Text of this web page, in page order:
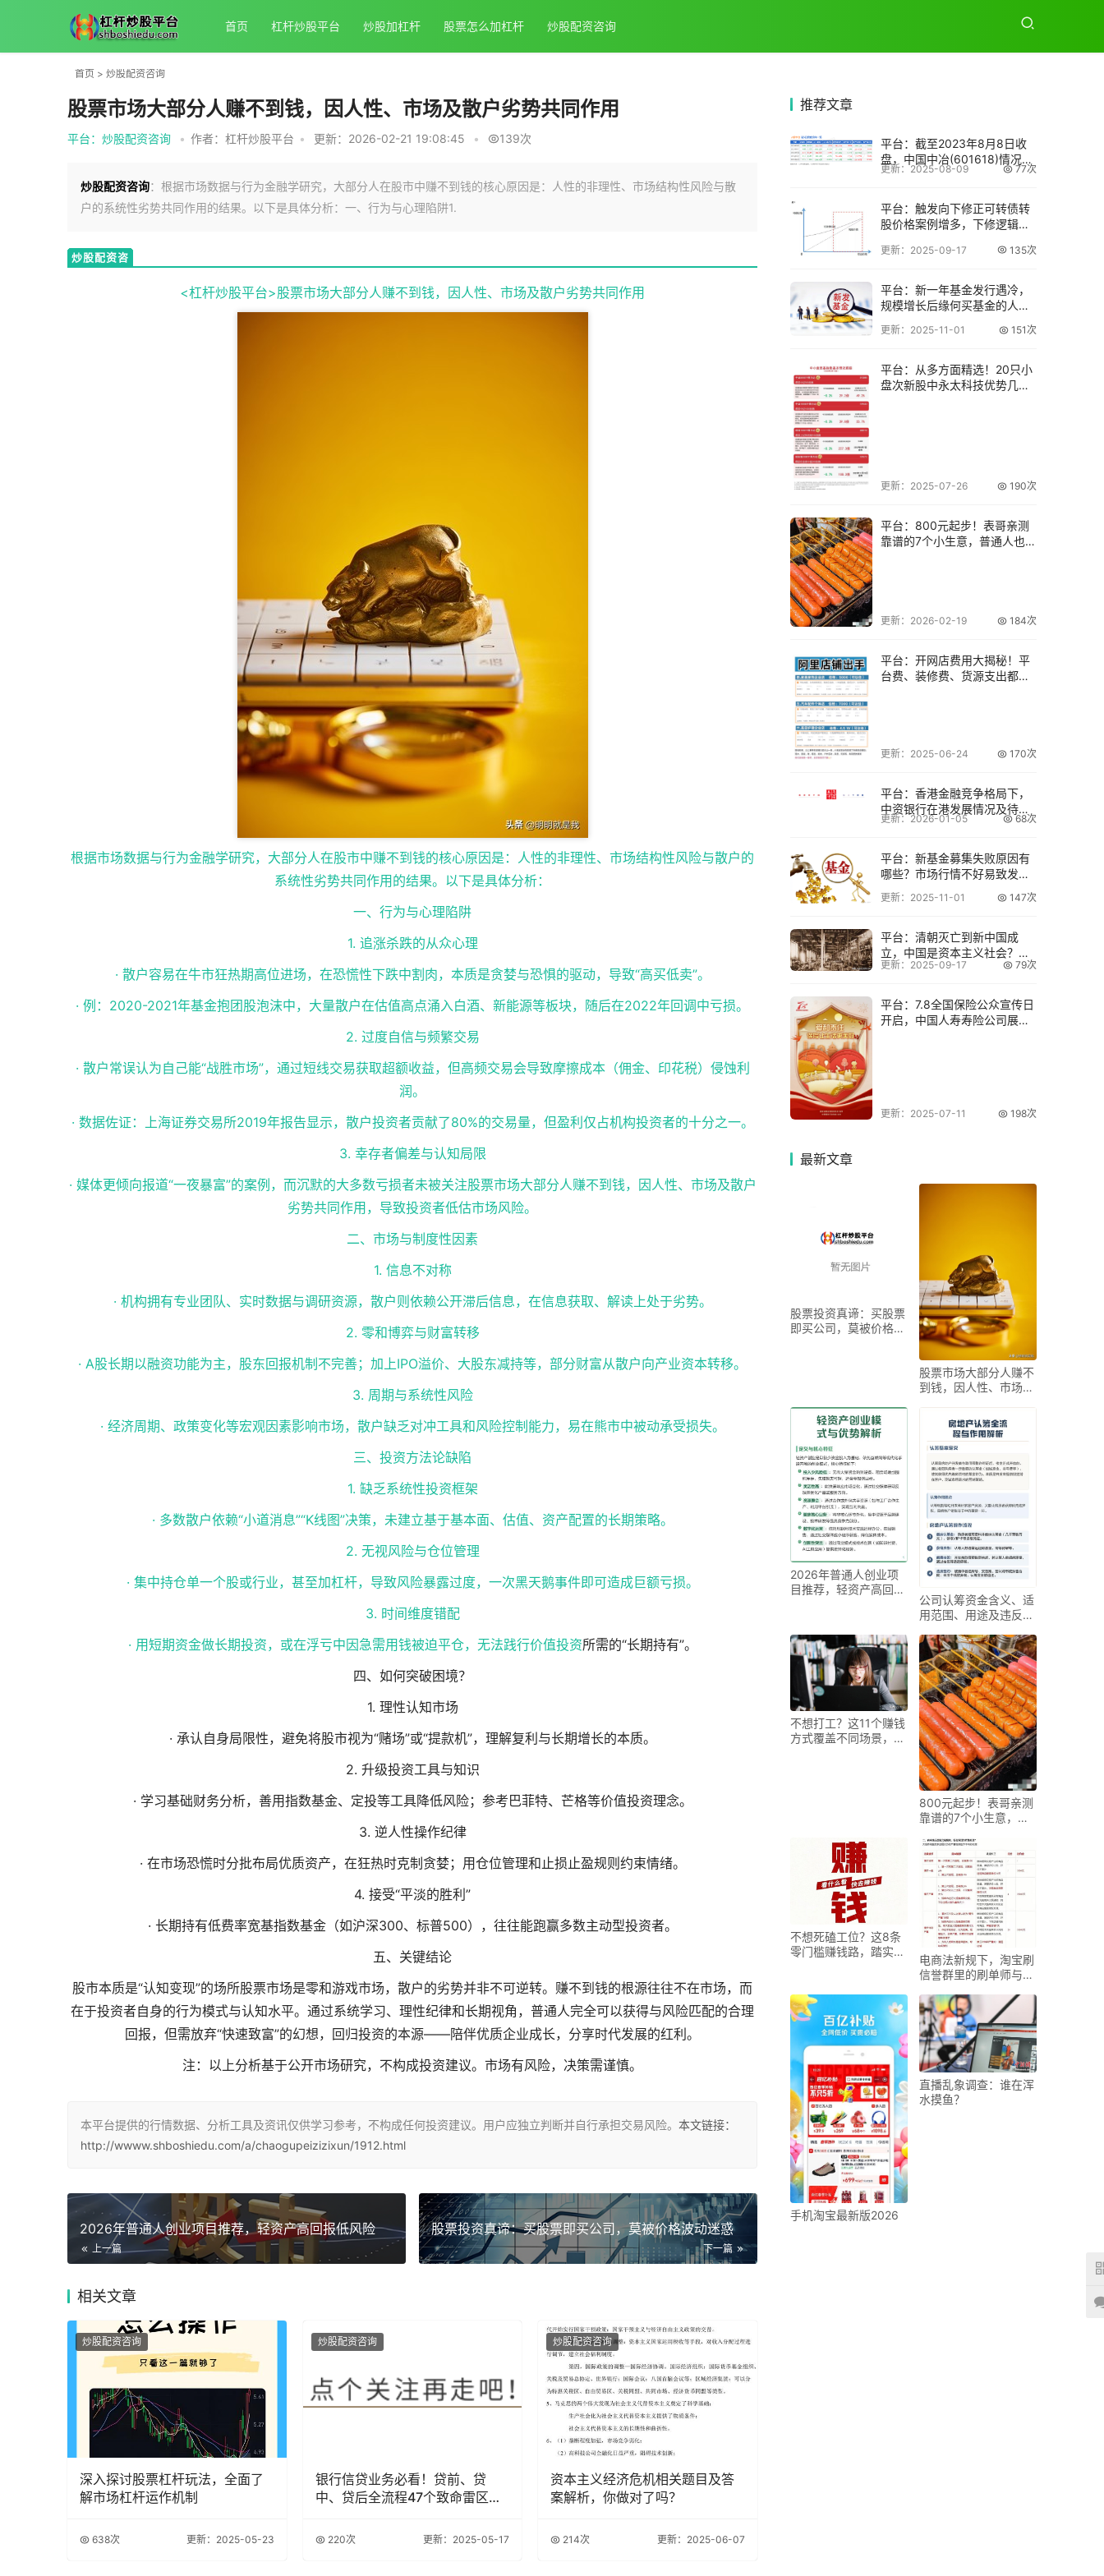
首页 杠杆炒股平台 炒股加杠杆 股票怎么加杠杆 炒股配资咨询
首页 > 炒股配资咨询
股票市场大部分人赚不到钱，因人性、市场及散户劣势共同作用
平台：炒股配资咨询 • 作者：杠杆炒股平台 • 更新：2026-02-21 19:08:45 • 139次
炒股配资咨询：根据市场数据与行为金融学研究，大部分人在股市中赚不到钱的核心原因是：人性的非理性、市场结构性风险与散
户的系统性劣势共同作用的结果。以下是具体分析：一、行为与心理陷阱1.
炒股配资咨
<杠杆炒股平台>股票市场大部分人赚不到钱，因人性、市场及散户劣势共同作用
根据市场数据与行为金融学研究，大部分人在股市中赚不到钱的核心原因是：人性的非理性、市场结构性风险与散户的
系统性劣势共同作用的结果。以下是具体分析：
一、行为与心理陷阱
1. 追涨杀跌的从众心理
· 散户容易在牛市狂热期高位进场，在恐慌性下跌中割肉，本质是贪婪与恐惧的驱动，导致“高买低卖”。
· 例：2020-2021年基金抱团股泡沫中，大量散户在估值高点涌入白酒、新能源等板块，随后在2022年回调中亏损。
2. 过度自信与频繁交易
· 散户常误认为自己能“战胜市场”，通过短线交易获取超额收益，但高频交易会导致摩擦成本（佣金、印花税）侵蚀利
润。
· 数据佐证：上海证券交易所2019年报告显示，散户投资者贡献了80%的交易量，但盈利仅占机构投资者的十分之一。
3. 幸存者偏差与认知局限
· 媒体更倾向报道“一夜暴富”的案例，而沉默的大多数亏损者未被关注股票市场大部分人赚不到钱，因人性、市场及散户
劣势共同作用，导致投资者低估市场风险。
二、市场与制度性因素
1. 信息不对称
· 机构拥有专业团队、实时数据与调研资源，散户则依赖公开滞后信息，在信息获取、解读上处于劣势。
2. 零和博弈与财富转移
· A股长期以融资功能为主，股东回报机制不完善；加上IPO溢价、大股东减持等，部分财富从散户向产业资本转移。
3. 周期与系统性风险
· 经济周期、政策变化等宏观因素影响市场，散户缺乏对冲工具和风险控制能力，易在熊市中被动承受损失。
三、投资方法论缺陷
1. 缺乏系统性投资框架
· 多数散户依赖“小道消息”“K线图”决策，未建立基于基本面、估值、资产配置的长期策略。
2. 无视风险与仓位管理
· 集中持仓单一个股或行业，甚至加杠杆，导致风险暴露过度，一次黑天鹅事件即可造成巨额亏损。
3. 时间维度错配
· 用短期资金做长期投资，或在浮亏中因急需用钱被迫平仓，无法践行价值投资所需的“长期持有”。
四、如何突破困境？
1. 理性认知市场
· 承认自身局限性，避免将股市视为“赌场”或“提款机”，理解复利与长期增长的本质。
2. 升级投资工具与知识
· 学习基础财务分析，善用指数基金、定投等工具降低风险；参考巴菲特、芒格等价值投资理念。
3. 逆人性操作纪律
· 在市场恐慌时分批布局优质资产，在狂热时克制贪婪；用仓位管理和止损止盈规则约束情绪。
4. 接受“平淡的胜利”
· 长期持有低费率宽基指数基金（如沪深300、标普500），往往能跑赢多数主动型投资者。
五、关键结论
股市本质是“认知变现”的场所股票市场是零和游戏市场，散户的劣势并非不可逆转。赚不到钱的根源往往不在市场，而
在于投资者自身的行为模式与认知水平。通过系统学习、理性纪律和长期视角，普通人完全可以获得与风险匹配的合理
回报，但需放弃“快速致富”的幻想，回归投资的本源——陪伴优质企业成长，分享时代发展的红利。
注：以上分析基于公开市场研究，不构成投资建议。市场有风险，决策需谨慎。
本平台提供的行情数据、分析工具及资讯仅供学习参考，不构成任何投资建议。用户应独立判断并自行承担交易风险。 本文链接：
http://wwww.shboshiedu.com/a/chaogupeizizixun/1912.html
2026年普通人创业项目推荐，轻资产高回报低风险
上一篇
股票投资真谛：买股票即买公司，莫被价格波动迷惑
下一篇
相关文章
炒股配资咨询
深入探讨股票杠杆玩法，全面了
解市场杠杆运作机制
638次 更新：2025-05-23
炒股配资咨询
银行信贷业务必看！贷前、贷
中、贷后全流程47个致命雷区解
220次 更新：2025-05-17
炒股配资咨询
资本主义经济危机相关题目及答
案解析，你做对了吗？
214次 更新：2025-06-07
推荐文章
平台：截至2023年8月8日收
盘，中国中冶(601618)情况如
何
更新：2025-08-09 77次
平台：触发向下修正可转债转
股价格案例增多，下修逻辑生
更新：2025-09-17 135次
平台：新一年基金发行遇冷，
规模增长后缘何买基金的人减
更新：2025-11-01 151次
平台：从多方面精选！20只小
盘次新股中永太科技优势几
更新：2025-07-26 190次
平台：800元起步！表哥亲测
靠谱的7个小生意，普通人也能
更新：2026-02-19 184次
平台：开网店费用大揭秘！平
台费、装修费、货源支出都多
更新：2025-06-24 170次
平台：香港金融竞争格局下，
中资银行在港发展情况及待遇
如何？
更新：2026-01-05 68次
平台：新基金募集失败原因有
哪些？市场行情不好易致发行
失败
更新：2025-11-01 147次
平台：清朝灭亡到新中国成
立，中国是资本主义社会？值
得深入探讨
更新：2025-09-17 79次
平台：7.8全国保险公众宣传日
开启，中国人寿寿险公司展担
更新：2025-07-11 198次
最新文章
股票投资真谛：买股票
即买公司，莫被价格波
股票市场大部分人赚不
到钱，因人性、市场及
2026年普通人创业项
目推荐，轻资产高回报
公司认筹资金含义、适
用范围、用途及违反后
不想打工？这11个赚钱
方式覆盖不同场景，总
800元起步！表哥亲测
靠谱的7个小生意，普
不想死磕工位？这8条
零门槛赚钱路，踏实干
电商法新规下，淘宝刷
信誉群里的刷单师与卖
手机淘宝最新版2026
直播乱象调查：谁在浑
水摸鱼？